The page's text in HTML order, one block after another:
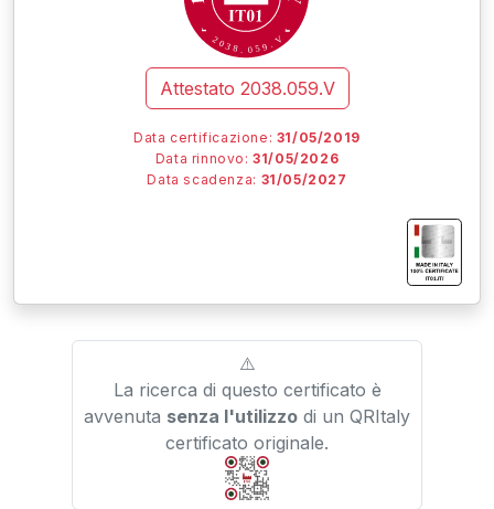
203 8 . 0 5 9 .V
Attestato 2038.059.V
Data certificazione: 31/05/2019
Data rinnovo: 31/05/2026
Data scadenza: 31/05/2027
IT01.IT/
⚠️
La ricerca di questo certificato è
avvenuta senza l'utilizzo di un QRItaly
certificato originale.